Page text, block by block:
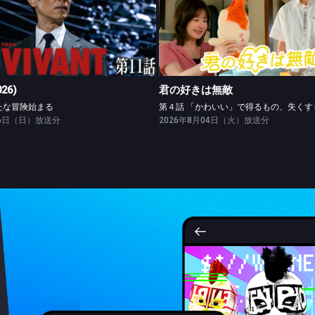
VIVANT(2026)
第十一話 新たな冒険始まる
な冒険始まる
（日）放送分
君の好きは無敵
君の好きは無敵
2026年8月04日（火）放送分